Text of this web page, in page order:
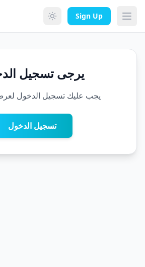
Sign Up
يرجى تسجيل
يجب عليك تسجيل الدخول
تسجيل الدخول